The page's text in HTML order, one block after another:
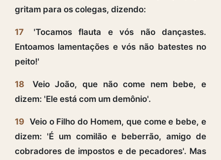
gritam para os colegas, dizendo:
17
'Tocamos flauta e vós não dançastes.
Entoamos lamentações e vós não batestes no
peito!'
18
Veio João, que não come nem bebe, e
dizem: 'Ele está com um demônio'.
19 Veio o Filho do Homem, que come e bebe, e
dizem: 'É um comilão e beberrão, amigo de
cobradores de impostos e de pecadores'. Mas